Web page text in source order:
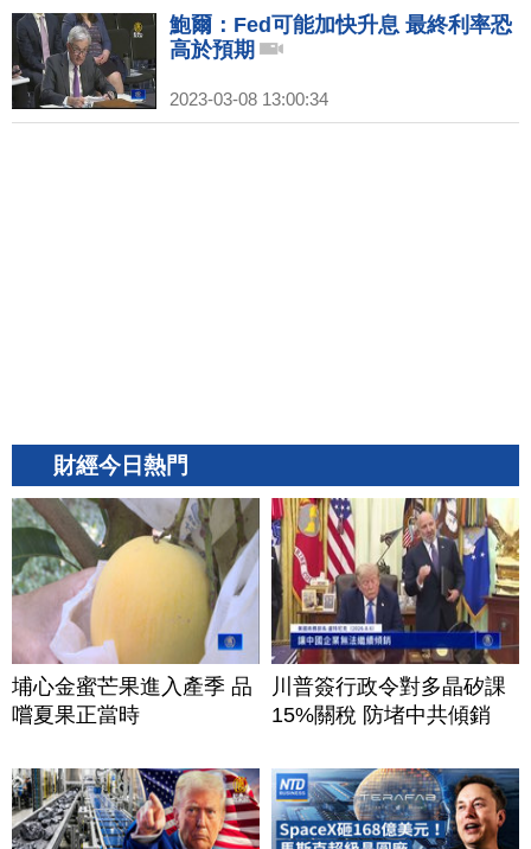
鮑爾：Fed可能加快升息 最終利率恐
高於預期
2023-03-08 13:00:34
財經今日熱門
埔心金蜜芒果進入產季 品
嚐夏果正當時
川普簽行政令對多晶矽課
15%關稅 防堵中共傾銷